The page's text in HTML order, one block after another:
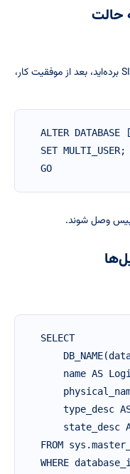
به حالت
اگر در مرحله قبل دیتابیس را به SINGLE_USER برده‌اید، بعد از موفقیت کار،
ALTER DATABASE
SET MULTI_USER;
GO
وصل شوند.
SELECT
name AS
type_desc
state_desc
FROM
WHERE